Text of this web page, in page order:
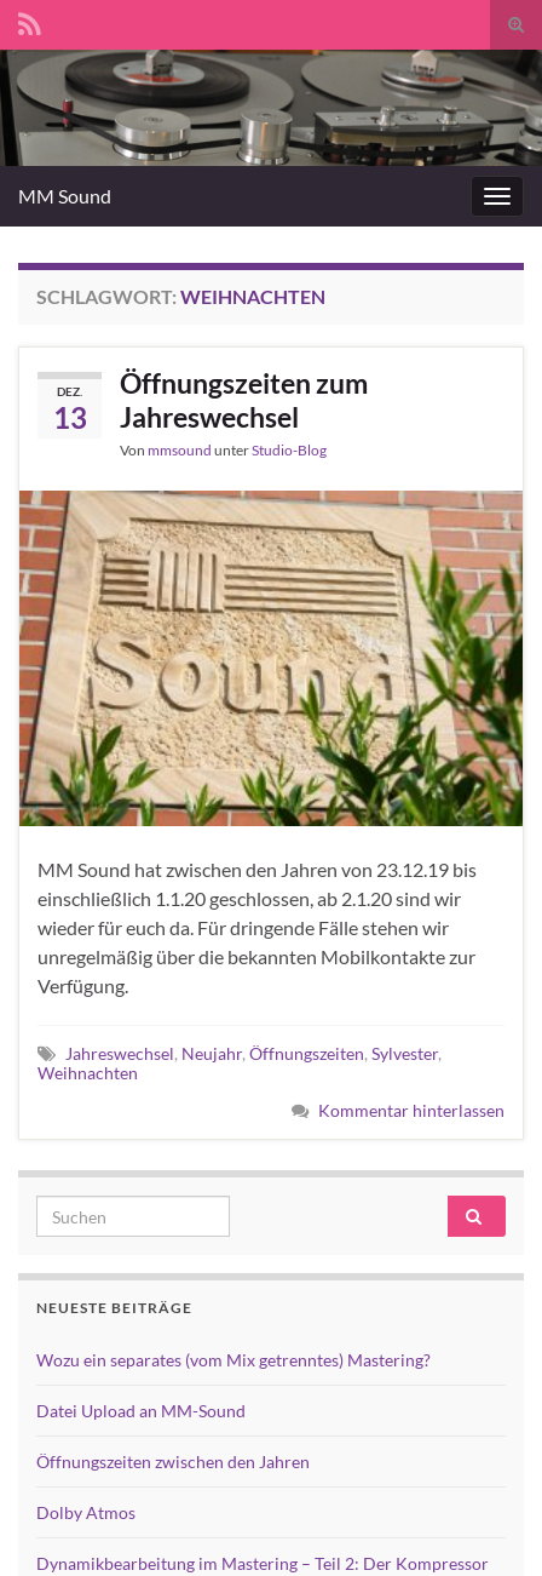
Search for:
MM Sound
SCHLAGWORT: WEIHNACHTEN
DEZ.
13
Öffnungszeiten zum
Jahreswechsel
Von mmsound unterStudio-Blog
MM Sound hat zwischen den Jahren von 23.12.19 bis
einschließlich 1.1.20 geschlossen, ab 2.1.20 sind wir
wieder für euch da. Für dringende Fälle stehen wir
unregelmäßig über die bekannten Mobilkontakte zur
Verfügung.
Jahreswechsel, Neujahr, Öffnungszeiten, Sylvester,
Weihnachten
Kommentar hinterlassen
Search for:
NEUESTE BEITRÄGE
Wozu ein separates (vom Mix getrenntes) Mastering?
Datei Upload an MM-Sound
Öffnungszeiten zwischen den Jahren
Dolby Atmos
Dynamikbearbeitung im Mastering – Teil 2: Der Kompressor